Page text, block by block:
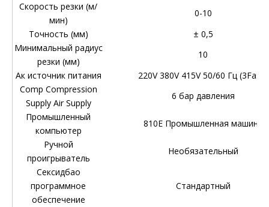
Скорость резки (м/
мин)
0-10
Точность (мм)
± 0,5
Минимальный радиус
резки (мм)
10
Ак источник питания
220V 380V 415V 50/60 Гц (3Fase)
Comp Compression
Supply Air Supply
6 бар давления
Промышленный
компьютер
810E Промышленная машина
Ручной
проигрыватель
Необязательный
Сексидбао
программное
обеспечение
Стандартный